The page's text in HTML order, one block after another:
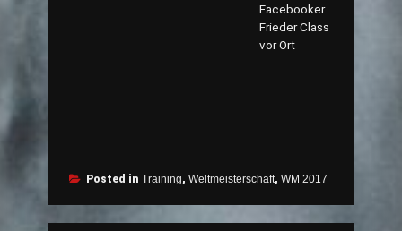
Facebooker….
Frieder Class
vor Ort
Posted in Training, Weltmeisterschaft, WM 2017